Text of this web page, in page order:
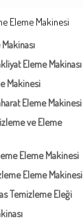
Eleme Makinesi
Eleme Makinası
Makinesi
Eleme Makinesi
ve Eleme
Eleme Makinesi
Eleme Makinesi
Temizleme Eleği